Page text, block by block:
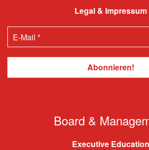
Legal & Impressum
Board &
Executive Education